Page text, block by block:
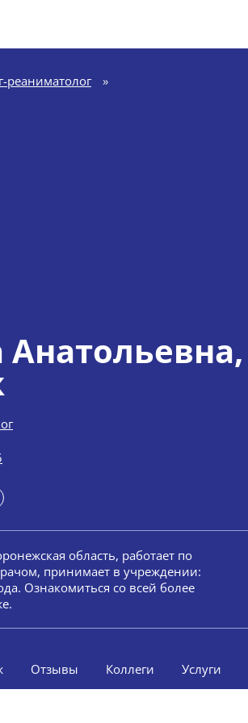
реаниматолог
»
Анатольевна,
область, работает по
принимает в учреждении:
Ознакомиться со всей более
Отзывы Коллеги Услуги